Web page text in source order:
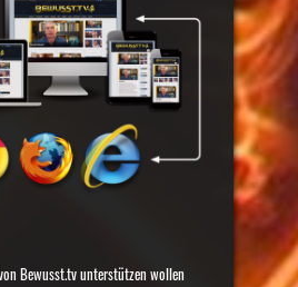
Bewusst.tv unterstützen wollen